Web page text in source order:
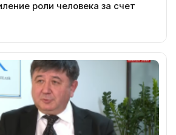
роли человека за счет